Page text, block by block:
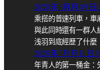
2026 年 6月 月 09 日
乘搭的普速列車，車
與此同時還有一群
浅羽到底經歷了什麼
2026 年 5月 月 14 日
年青人的第一桶金：